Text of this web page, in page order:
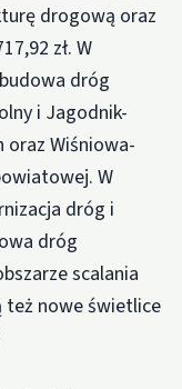
drogową oraz
zł. W
dróg
i Jagodnik-
oraz Wiśniowa-
W
dróg i
dróg
scalania
nowe świetlice